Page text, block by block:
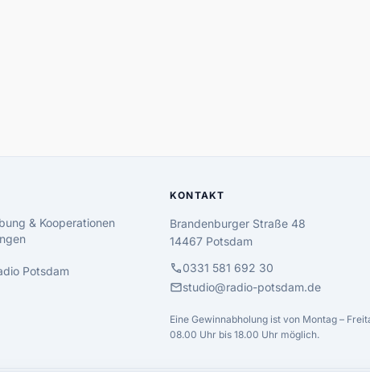
& Kooperationen
Potsdam
KONTAKT
Brandenburger Straße 48
14467 Potsdam
call0331 581 692 30
mailstudio@radio-potsdam.de
Eine Gewinnabholung ist von Montag –
08.00 Uhr bis 18.00 Uhr möglich.